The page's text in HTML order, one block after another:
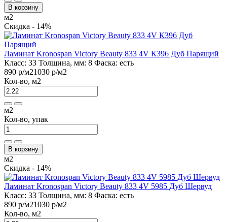
В корзину
м2
Скидка - 14%
Ламинат Kronospan Victory Beauty 833 4V К396 Дуб Парящий
Класс: 33 Толщина, мм: 8 Фаска: есть
890 р/м21030 р/м2
Кол-во, м2
м2
Кол-во, упак
В корзину
м2
Скидка - 14%
Ламинат Kronospan Victory Beauty 833 4V 5985 Дуб Шервуд
Класс: 33 Толщина, мм: 8 Фаска: есть
890 р/м21030 р/м2
Кол-во, м2